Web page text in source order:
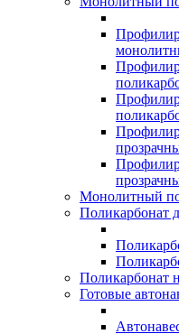
Монолитный
Поликарбонат
Поликарбонат
Готовые